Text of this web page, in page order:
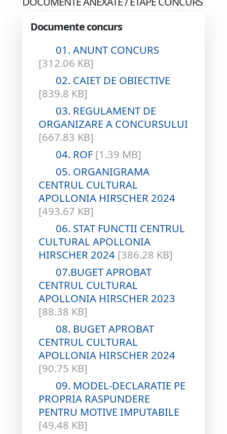
Documente concurs
01. ANUNT CONCURS
[312.06 KB]
02. CAIET DE OBIECTIVE
[839.8 KB]
03. REGULAMENT DE
ORGANIZARE A CONCURSULUI
[667.83 KB]
04. ROF [1.39 MB]
05. ORGANIGRAMA
CENTRUL CULTURAL
APOLLONIA HIRSCHER 2024
[493.67 KB]
06. STAT FUNCTII CENTRUL
CULTURAL APOLLONIA
HIRSCHER 2024 [386.28 KB]
07.BUGET APROBAT
CENTRUL CULTURAL
APOLLONIA HIRSCHER 2023
[88.38 KB]
08. BUGET APROBAT
CENTRUL CULTURAL
APOLLONIA HIRSCHER 2024
[90.75 KB]
09. MODEL-DECLARATIE PE
PROPRIA RASPUNDERE
PENTRU MOTIVE IMPUTABILE
[49.48 KB]